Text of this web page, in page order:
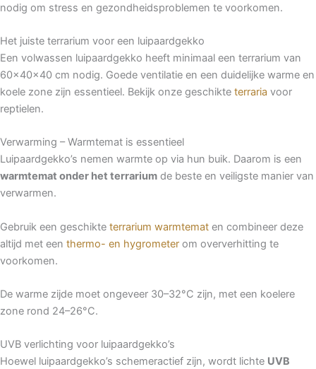
nodig om stress en gezondheidsproblemen te voorkomen.
Het juiste terrarium voor een luipaardgekko
Een volwassen luipaardgekko heeft minimaal een terrarium van
60x40x40 cm nodig. Goede ventilatie en een duidelijke warme en
koele zone zijn essentieel. Bekijk onze geschikte terraria voor
reptielen.
Verwarming – Warmtemat is essentieel
Luipaardgekko’s nemen warmte op via hun buik. Daarom is een
warmtemat onder het terrarium de beste en veiligste manier van
verwarmen.
Gebruik een geschikte terrarium warmtemat en combineer deze
altijd met een thermo- en hygrometer om oververhitting te
voorkomen.
De warme zijde moet ongeveer 30–32°C zijn, met een koelere
zone rond 24–26°C.
UVB verlichting voor luipaardgekko’s
Hoewel luipaardgekko’s schemeractief zijn, wordt lichte UVB